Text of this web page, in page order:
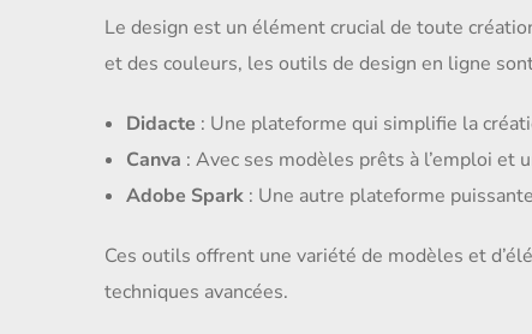
Le design est un élément crucial de toute
et des couleurs, les outils de design en ligne
Didacte : Une plateforme qui simplifie la
Canva : Avec ses modèles prêts à l’emploi et
Adobe Spark : Une autre plateforme
Ces outils offrent une variété de modèles et
techniques avancées.